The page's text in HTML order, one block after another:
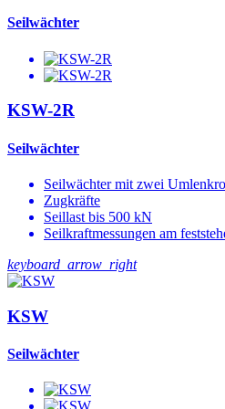
Seilwächter
KSW-2R
Seilwächter
Seilwächter mit zwei
Zugkräfte
Seillast bis 500 kN
Seilkraftmessungen am
keyboard_arrow_right
KSW
Seilwächter